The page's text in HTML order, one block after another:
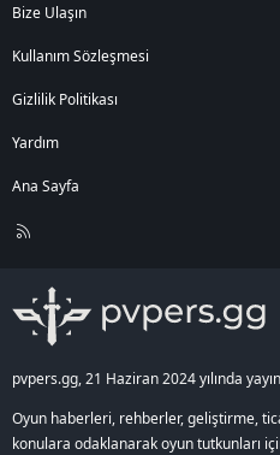
Bize Ulaşın
Kullanım Sözleşmesi
Gizlilik Politikası
Yardım
Ana Sayfa
R
pvpers.gg, 21 Haziran 2024 yılında
Oyun haberleri, rehberler, geliştirme,
konulara odaklanarak oyun tutkunları